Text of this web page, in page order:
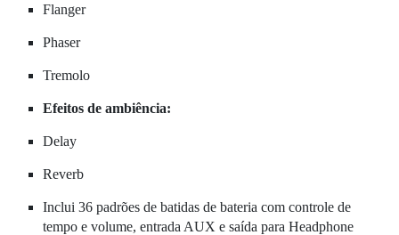
Flanger
Phaser
Tremolo
Efeitos de ambiência:
Delay
Reverb
Inclui 36 padrões de batidas de bateria com controle de
tempo e volume, entrada AUX e saída para Headphone